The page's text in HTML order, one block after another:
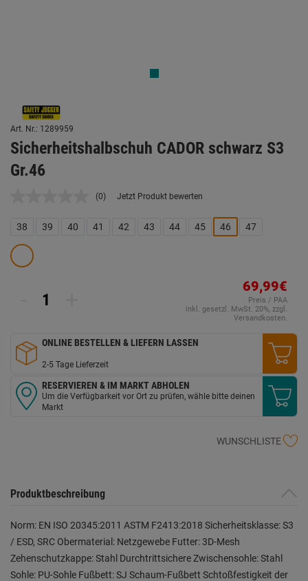
Art. Nr.: 1289959
Sicherheitshalbschuh CADOR schwarz S3
Gr.46
Kein
Link
auf
(0) Jetzt Produkt bewerten
38 39 40 41 42 43 44 45 46 47
69,99€
Preis / PAA
inkl. gesetzl. MwSt. 20%, zzgl.
Versandkosten.
ONLINE BESTELLEN & LIEFERN LASSEN
2-5 Tage Lieferzeit
RESERVIEREN & IM MARKT ABHOLEN
Um die Verfügbarkeit vor Ort zu prüfen, wähle bitte deinen
Markt
WUNSCHLISTE
Produktbeschreibung
Norm: EN ISO 20345:2011 ASTM F2413:2018 Sicherheitsklasse: S3
/ ESD, SRC Obermaterial: Netzgewebe Futter: 3D-Mesh
Zehenschutzkappe: Stahl Durchtrittsichere Zwischensohle: Stahl
Sohle: PU-Sohle Fußbett: SJ Schaum-Fußbett Schtoßfestigkeit der